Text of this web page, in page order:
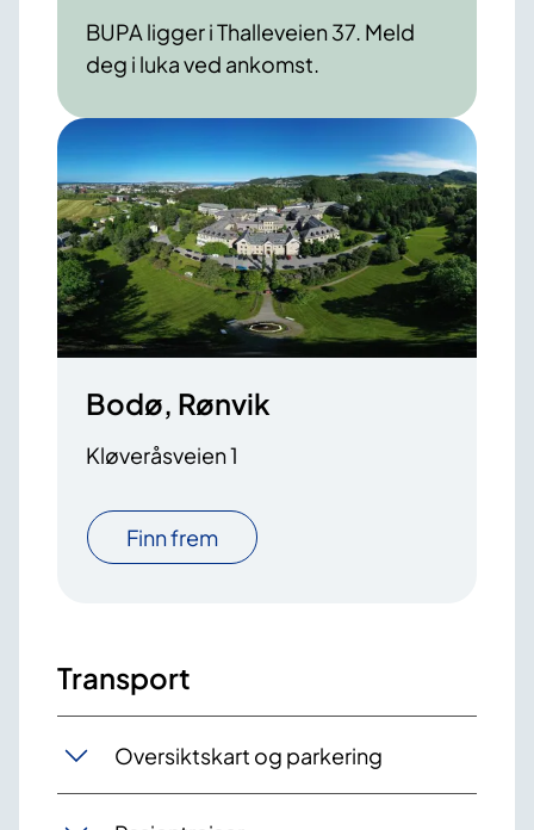
BUPA ligger i Thalleveien 37. Meld
deg i luka ved ankomst.
Bodø, Rønvik
Kløveråsveien 1
Finn frem
Transport
Oversiktskart og parkering